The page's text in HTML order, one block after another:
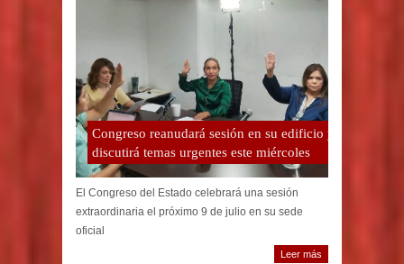
Congreso reanudará sesión en su edificio y
discutirá temas urgentes este miércoles
El Congreso del Estado celebrará una sesión
extraordinaria el próximo 9 de julio en su sede
oficial
Leer más